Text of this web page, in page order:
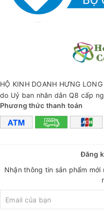
trong khi sạc.
✅ THÔNG SỐ KĨ THUẬT -
+ Model: GaN5 Fast Charger
+ Chất liệu: Nhựa PC
+ Trọng lượng: 31g
+ Đầu ra: 5V=3A, 9V=22.2A
✅ THÔNG SỐ KĨ THUẬT -
HỘ KINH DOANH HƯNG
do Uỷ ban nhân dân Q8 cấp
Phương thức thanh toán
Đăng
Nhận thông tin sản phẩm